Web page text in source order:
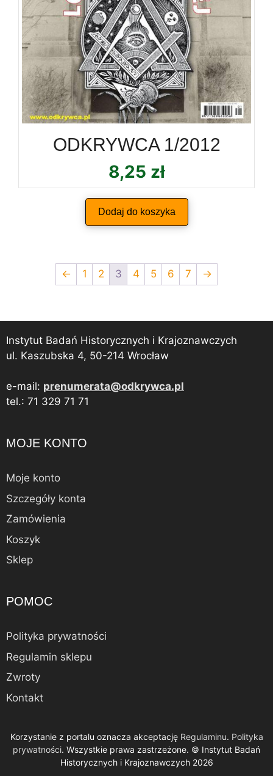
ODKRYWCA 1/2012
8,25 zł
Dodaj do koszyka
← 1 2 3 4 5 6 7 →
Instytut Badań Historycznych i Krajoznawczych
ul. Kaszubska 4, 50-214 Wrocław
e-mail: prenumerata@odkrywca.pl
tel.: 71 329 71 71
MOJE KONTO
Moje konto
Szczegóły konta
Zamówienia
Koszyk
Sklep
POMOC
Polityka prywatności
Regulamin sklepu
Zwroty
Kontakt
Korzystanie z portalu oznacza akceptację Regulaminu. Polityka
prywatności. Wszystkie prawa zastrzeżone. © Instytut Badań
Historycznych i Krajoznawczych 2026
Dodano do koszyka.
0 produktów -0,00zł
Kasa